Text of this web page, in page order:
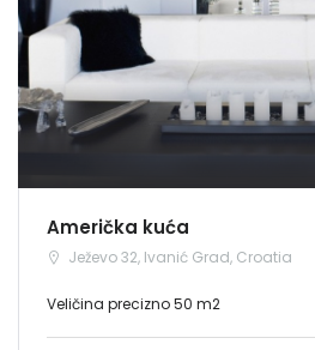
Američka kuća
Ježevo 32, Ivanić Grad, Croatia
Veličina precizno 50 m2